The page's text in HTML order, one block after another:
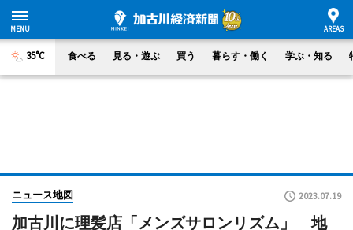
35°C 食べる 見る・遊ぶ 買う 暮らす・働く 学ぶ・知る
ニュース地図 2023.07.19
加古川に理髪店「メンズサロンリズム」 地